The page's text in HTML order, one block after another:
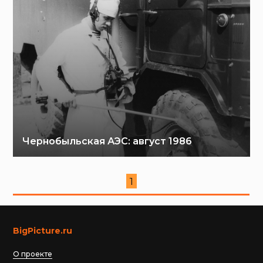
Чернобыльская АЭС: август 1986
1
BigPicture.ru
О проекте